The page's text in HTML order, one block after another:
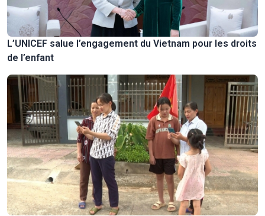
L’UNICEF salue l’engagement du Vietnam pour les droits
de l’enfant